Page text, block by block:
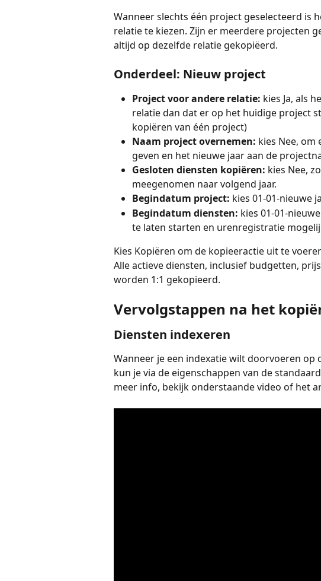
Wanneer slechts één project geselecteerd is
relatie te kiezen. Zijn er meerdere projecten
altijd op dezelfde relatie gekopiëerd.
Onderdeel: Nieuw project
Project voor andere relatie: kies Ja, als
relatie dan dat er op het huidige project
kopiëren van één project)
Naam project overnemen: kies Nee, om
geven en het nieuwe jaar aan de
Gesloten diensten kopiëren: kies Nee,
meegenomen naar volgend jaar.
Begindatum project: kies 01-01-nieuwe
Begindatum diensten: kies 01-01-
te laten starten en urenregistratie
Kies Kopiëren om de kopieeractie uit te
Alle actieve diensten, inclusief budgetten,
worden 1:1 gekopieerd.
Vervolgstappen na het
Diensten indexeren
Wanneer je een indexatie wilt doorvoeren op
kun je via de eigenschappen van de
meer info, bekijk onderstaande video of het